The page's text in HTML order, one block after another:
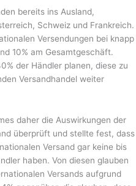
bereits ins Ausland,
Schweiz und Frankreich.
Versendungen bei knapp
10% am Gesamtgeschäft.
der Händler planen, diese zu
Versandhandel weiter
daher die Auswirkungen der
überprüft und stellte fest, dass
Versand gar keine bis
haben. Von diesen glauben
Versands aufgrund